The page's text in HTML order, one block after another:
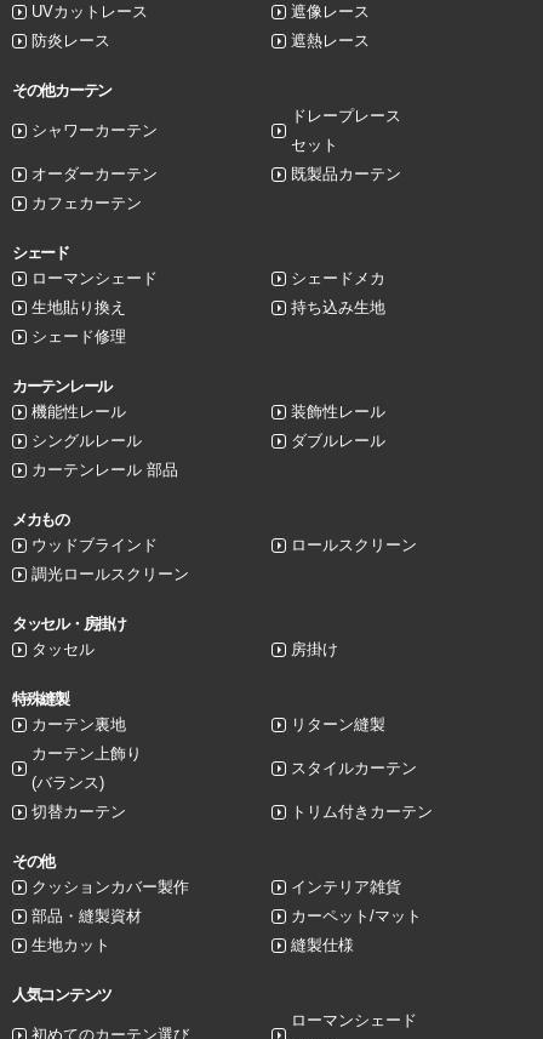
UVカットレース
遮像レース
防炎レース
遮熱レース
その他カーテン
シャワーカーテン
ドレープレース
セット
オーダーカーテン
既製品カーテン
カフェカーテン
シェード
ローマンシェード
シェードメカ
生地貼り換え
持ち込み生地
シェード修理
カーテンレール
機能性レール
装飾性レール
シングルレール
ダブルレール
カーテンレール 部品
メカもの
ウッドブラインド
ロールスクリーン
調光ロールスクリーン
タッセル・房掛け
タッセル
房掛け
特殊縫製
カーテン裏地
リターン縫製
カーテン上飾り
(バランス)
スタイルカーテン
切替カーテン トリム付きカーテン
その他
クッションカバー製作
インテリア雑貨
部品・縫製資材
カーペット/マット
生地カット
縫製仕様
人気コンテンツ
初めてのカーテン選び
ローマンシェード